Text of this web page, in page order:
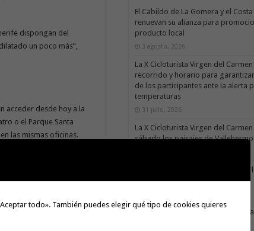
dispongan del
un poco más”,
acceder desde hoy a la
o el Parque Santa
las mismas oficinas.
El Cabildo de La Gomera y el
renuevan su alianza para
producto local
3 agosto, 2026
La X Cicloturista Virgen del
recorrido y horario para
de los participantes ante la alerta
temperaturas
31 julio, 2026
La X Cicloturista Virgen del
sábado los paisajes de
Valle Gran Rey acoge este sábado
Nado Isla Colombina
El II torneo Autonómico Gomahara
todo». También puedes elegir qué tipo de cookies quieres